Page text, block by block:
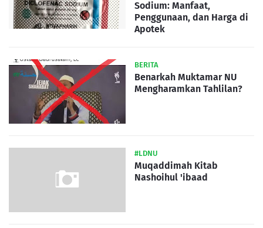
Sodium: Manfaat,
Penggunaan, dan Harga di
Apotek
BERITA
Benarkah Muktamar NU
Mengharamkan Tahlilan?
#LDNU
Muqaddimah Kitab
Nashoihul 'ibaad